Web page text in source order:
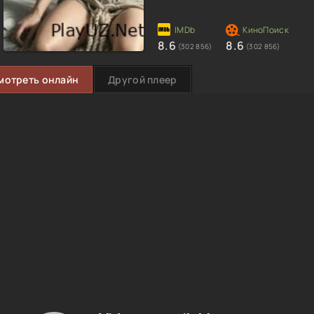
8.6 (302 856) 8.6 (302 856)
онлайн Другой плеер